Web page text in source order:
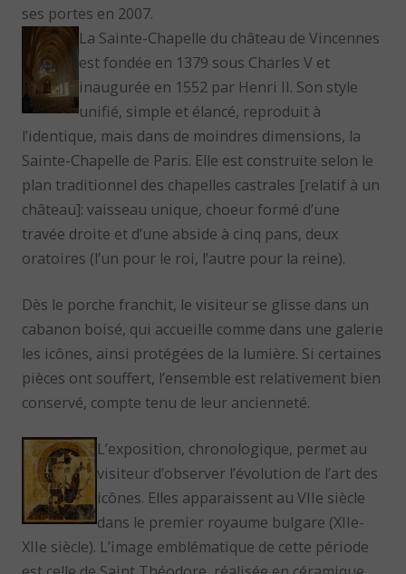
ses portes en 2007.
La Sainte-Chapelle du château de Vincennes
est fondée en 1379 sous Charles V et
inaugurée en 1552 par Henri II. Son style
unifié, simple et élancé, reproduit à
l’identique, mais dans de moindres dimensions, la
Sainte-Chapelle de Paris. Elle est construite selon le
plan traditionnel des chapelles castrales [relatif à un
château]: vaisseau unique, choeur formé d’une
travée droite et d’une abside à cinq pans, deux
oratoires (l’un pour le roi, l’autre pour la reine).
Dès le porche franchit, le visiteur se glisse dans un
cabanon boisé, qui accueille comme dans une galerie
les icônes, ainsi protégées de la lumière. Si certaines
pièces ont souffert, l’ensemble est relativement bien
conservé, compte tenu de leur ancienneté.
L’exposition, chronologique, permet au
visiteur d’observer l’évolution de l’art des
icônes. Elles apparaissent au VIIe siècle
dans le premier royaume bulgare (XIIe-
XIIe siècle). L’image emblématique de cette période